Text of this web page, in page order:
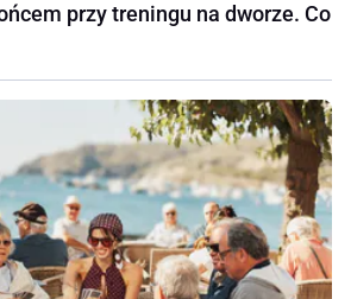
przy treningu na dworze. Co